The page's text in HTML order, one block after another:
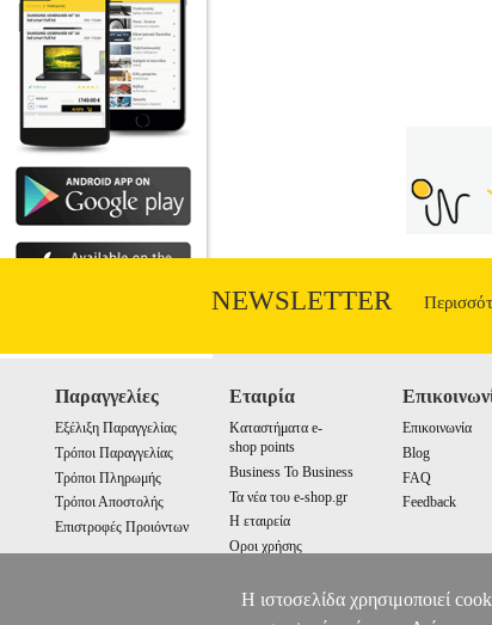
NEWSLETTER
Παραγγελίες
Εξέλιξη Παραγγελίας
Τρόποι Παραγγελίας
Τρόποι Πληρωμής
Τρόποι Αποστολής
Επιστροφές Προιόντων
Εταιρία
Καταστήματα e-
shop points
Business To Business
Τα νέα του e-shop.gr
Η εταιρεία
Οροι χρήσης
Επικοινωνία
Blog
FAQ
Feedback
Η ιστοσελίδα χρησιμοποιεί